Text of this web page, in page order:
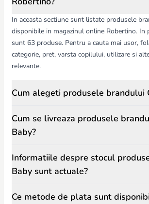
In aceasta sectiune sunt listate produsele
disponibile in magazinul online Robertino. In
sunt 63 produse. Pentru a cauta mai usor,
categorie, pret, varsta copilului, utilizare si
relevante.
Cum alegeti produsele brandului
Cum se livreaza produsele
Baby?
Informatiile despre stocul
Baby sunt actuale?
Ce metode de plata sunt